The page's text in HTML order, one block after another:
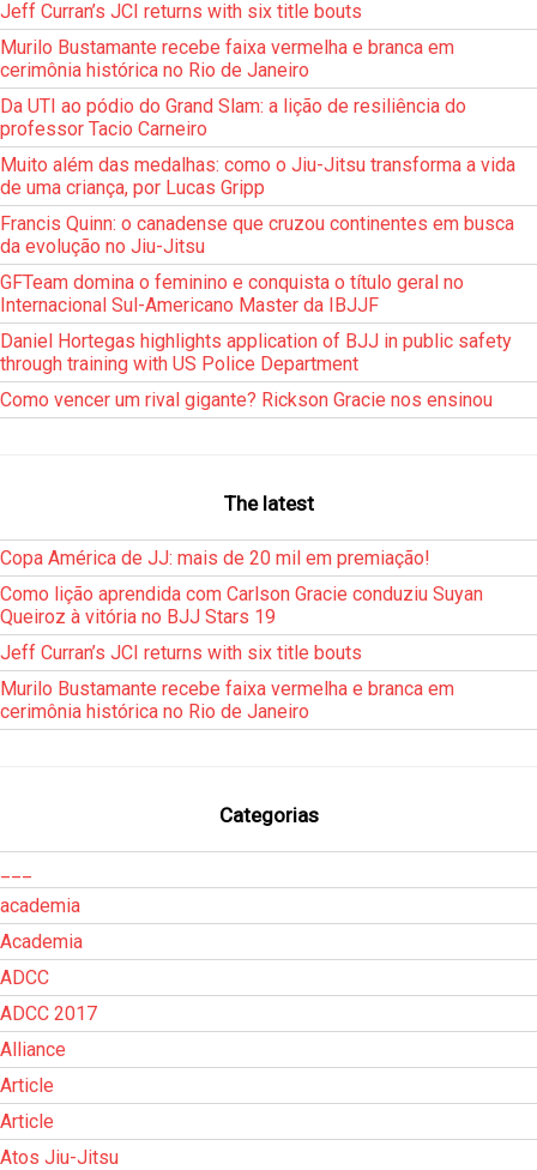
Jeff Curran’s JCI returns with six title bouts
Murilo Bustamante recebe faixa vermelha e branca em
cerimônia histórica no Rio de Janeiro
Da UTI ao pódio do Grand Slam: a lição de resiliência do
professor Tacio Carneiro
Muito além das medalhas: como o Jiu-Jitsu transforma a vida
de uma criança, por Lucas Gripp
Francis Quinn: o canadense que cruzou continentes em busca
da evolução no Jiu-Jitsu
GFTeam domina o feminino e conquista o título geral no
Internacional Sul-Americano Master da IBJJF
Daniel Hortegas highlights application of BJJ in public safety
through training with US Police Department
Como vencer um rival gigante? Rickson Gracie nos ensinou
The latest
Copa América de JJ: mais de 20 mil em premiação!
Como lição aprendida com Carlson Gracie conduziu Suyan
Queiroz à vitória no BJJ Stars 19
Jeff Curran’s JCI returns with six title bouts
Murilo Bustamante recebe faixa vermelha e branca em
cerimônia histórica no Rio de Janeiro
Categorias
academia
Academia
ADCC
ADCC 2017
Alliance
Article
Article
Atos Jiu-Jitsu